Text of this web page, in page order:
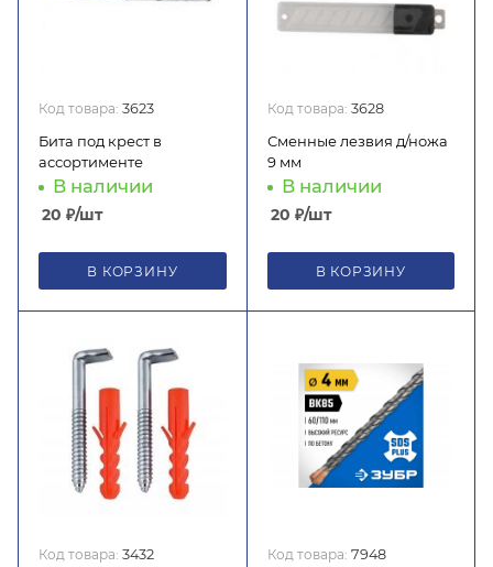
Код товара: 3623
Бита под крест в
ассортименте
В наличии
20 ₽/шт
В КОРЗИНУ
Код товара: 3628
Сменные лезвия д/ножа
9 мм
В наличии
20 ₽/шт
В КОРЗИНУ
Код товара: 3432 Код товара: 7948